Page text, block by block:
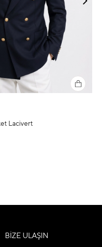
Lacivert
BİZE ULAŞIN